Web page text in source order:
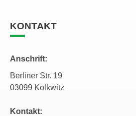
KONTAKT
Anschrift:
Berliner Str. 19
03099 Kolkwitz
Kontakt: